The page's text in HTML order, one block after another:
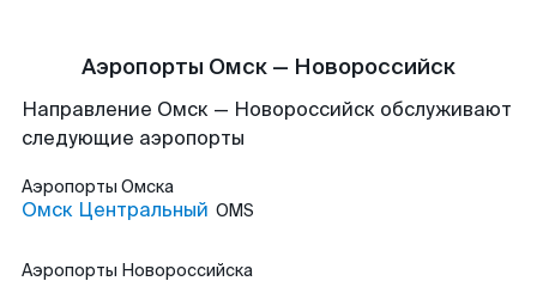
Аэропорты Омск — Новороссийск
Направление Омск — Новороссийск обслуживают
следующие аэропорты
Аэропорты Омска
Омск Центральный OMS
Аэропорты Новороссийска